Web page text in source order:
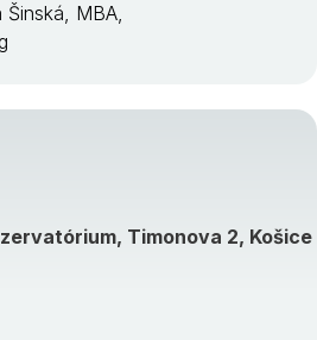
Šinská, MBA,
Timonova 2, Košice